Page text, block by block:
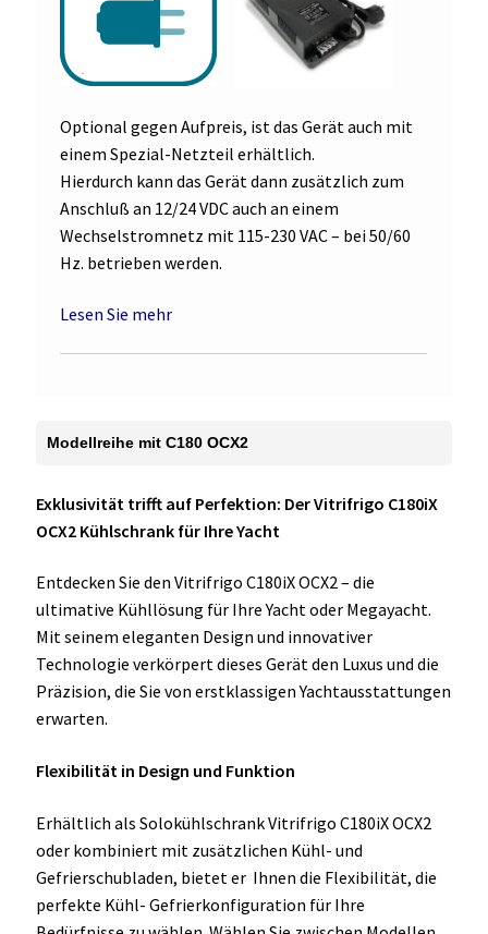
Optional gegen Aufpreis, ist das Gerät auch mit
einem Spezial-Netzteil erhältlich.
Hierdurch kann das Gerät dann zusätzlich zum
Anschluß an 12/24 VDC auch an einem
Wechselstromnetz mit 115-230 VAC – bei 50/60
Hz. betrieben werden.
Lesen Sie mehr
Modellreihe mit C180 OCX2
Exklusivität trifft auf Perfektion: Der Vitrifrigo C180iX
OCX2 Kühlschrank für Ihre Yacht
Entdecken Sie den Vitrifrigo C180iX OCX2 – die
ultimative Kühllösung für Ihre Yacht oder Megayacht.
Mit seinem eleganten Design und innovativer
Technologie verkörpert dieses Gerät den Luxus und die
Präzision, die Sie von erstklassigen Yachtausstattungen
erwarten.
Flexibilität in Design und Funktion
Erhältlich als Solokühlschrank Vitrifrigo C180iX OCX2
oder kombiniert mit zusätzlichen Kühl- und
Gefrierschubladen, bietet er Ihnen die Flexibilität, die
perfekte Kühl- Gefrierkonfiguration für Ihre